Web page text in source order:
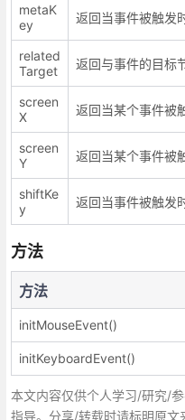
metaK
ey
返回当事件被触发
related
Target
返回与事件的目标
screen
X
返回当某个事件被
screen
Y
返回当某个事件被
shiftKe
y
返回当事件被触发
方法
方法
initMouseEvent()
initKeyboardEvent()
本文内容仅供个人学习/研究/
指导。分享/转载时请标明原文